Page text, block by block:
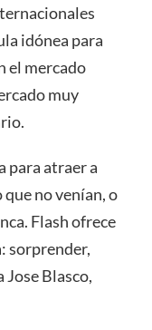
idónea para
el mercado
muy
para atraer a
no venían, o
Flash ofrece
sorprender,
Jose Blasco,